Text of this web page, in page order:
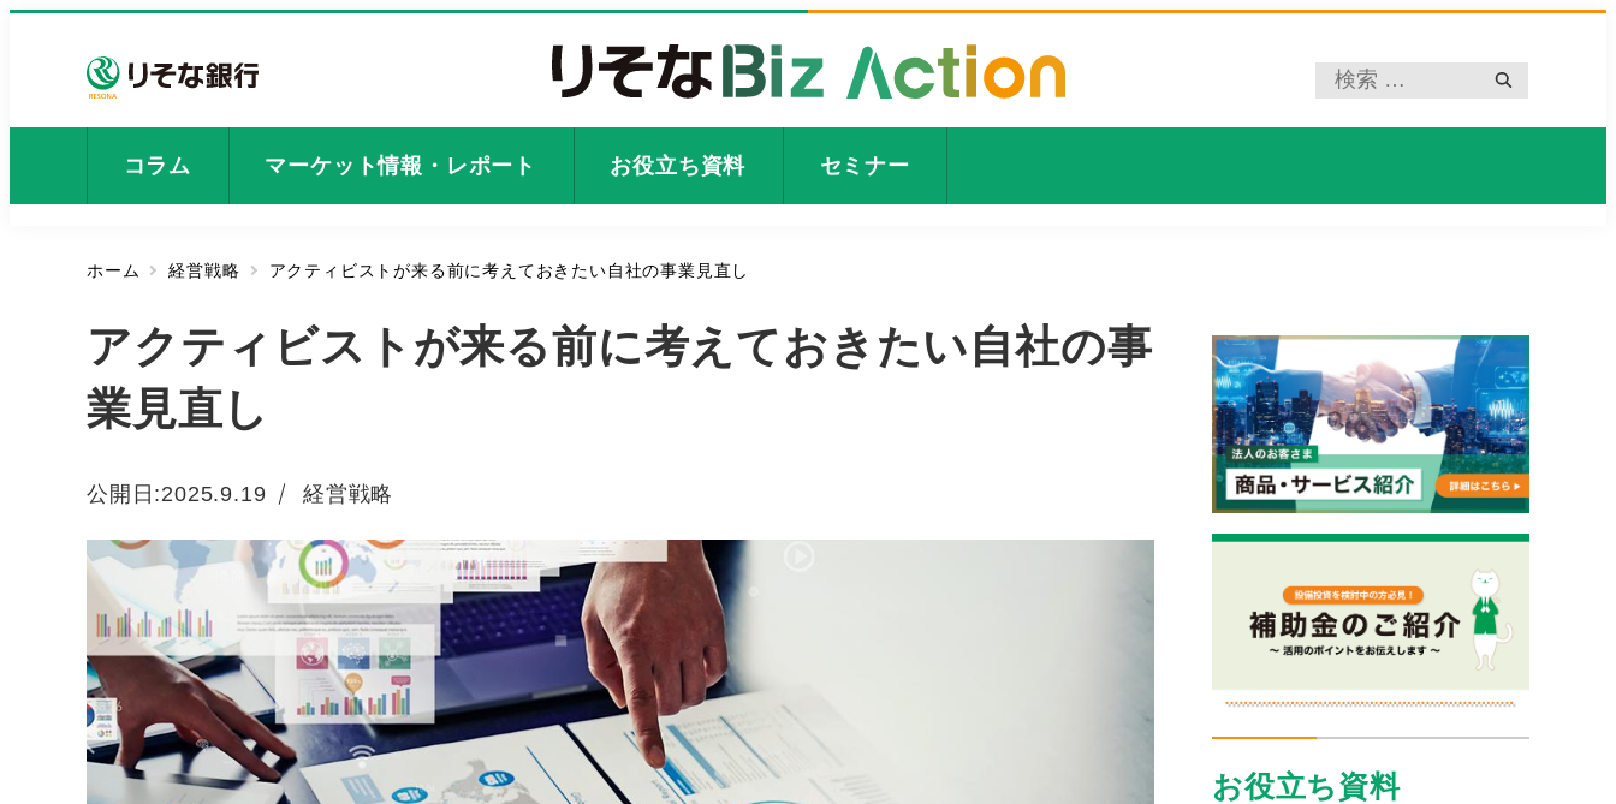
コ
プ
ホ
コラム マーケット情報・レポート お役立ち資料 セミナー
ホーム 経営戦略 アクティビストが来る前に考えておきたい自社の事業見直し
アクティビストが来る前に考えておきたい自社の事
業見直し
公開日:
投稿日
2025.9.19 カテゴリー
経営戦略
お役立ち資料